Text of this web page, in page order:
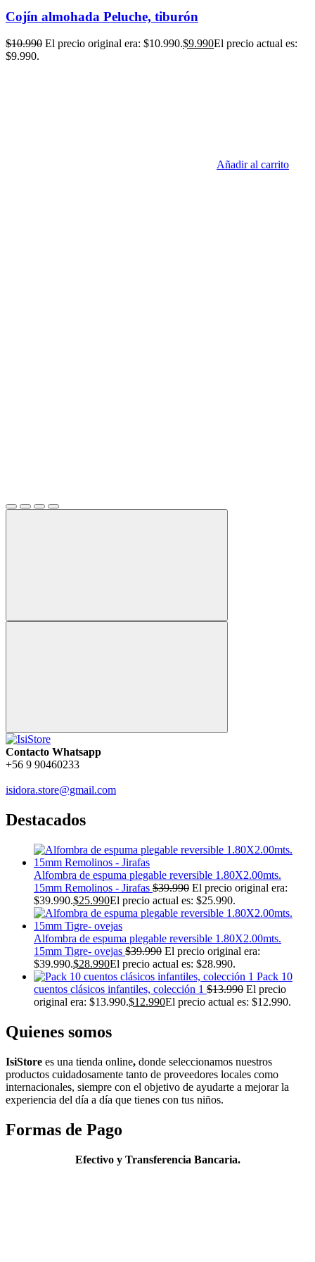
Cojín almohada Peluche, tiburón
$10.990 El precio original era: $10.990.$9.990El precio actual es:
$9.990.
Añadir al carrito
Contacto Whatsapp
+56 9 90460233
isidora.store@gmail.com
Destacados
Alfombra de espuma plegable reversible 1.80X2.00mts.
15mm Remolinos - Jirafas $39.990 El precio original era:
$39.990.$25.990El precio actual es: $25.990.
Alfombra de espuma plegable reversible 1.80X2.00mts.
15mm Tigre- ovejas $39.990 El precio original era:
$39.990.$28.990El precio actual es: $28.990.
Pack 10
cuentos clásicos infantiles, colección 1 $13.990 El precio
original era: $13.990.$12.990El precio actual es: $12.990.
Quienes somos
IsiStore es una tienda online, donde seleccionamos nuestros
productos cuidadosamente tanto de proveedores locales como
internacionales, siempre con el objetivo de ayudarte a mejorar la
experiencia del día a día que tienes con tus niños.
Formas de Pago
Efectivo y Transferencia Bancaria.